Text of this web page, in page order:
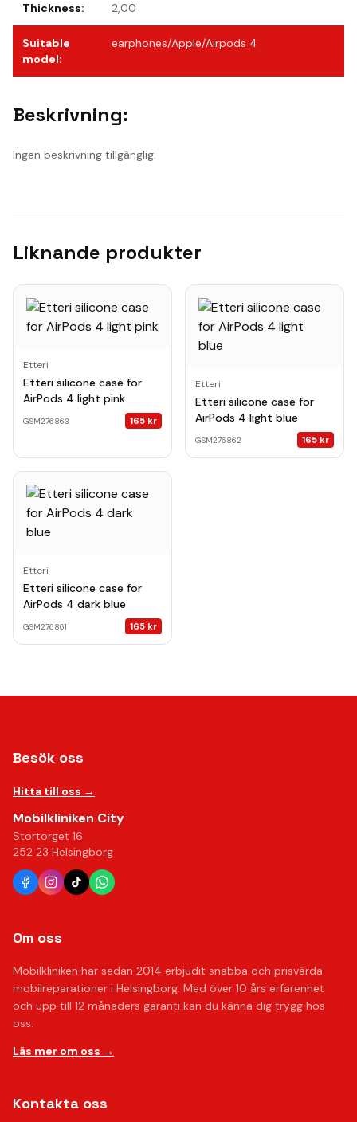
Thickness: 2,00
Suitable
model:
earphones/Apple/Airpods 4
Beskrivning:
Ingen beskrivning tillgänglig.
Liknande produkter
Etteri
Etteri silicone case for
AirPods 4 light pink
GSM276863 165 kr
Etteri
Etteri silicone case for
AirPods 4 light blue
GSM276862 165 kr
Etteri
Etteri silicone case for
AirPods 4 dark blue
GSM276861 165 kr
Besök oss
Hitta till oss →
Mobilkliniken City
Stortorget 16
252 23 Helsingborg
Om oss
Mobilkliniken har sedan 2014 erbjudit snabba och prisvärda
mobilreparationer i Helsingborg. Med över 10 års erfarenhet
och upp till 12 månaders garanti kan du känna dig trygg hos
oss.
Läs mer om oss →
Kontakta oss